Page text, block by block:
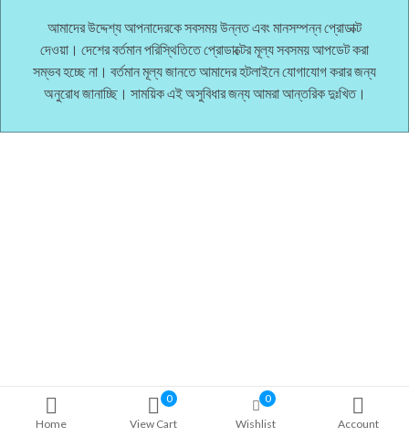
Home
0
View Cart
0
Wishlist
Account
আমাদের উদ্দেশ্য আপনাদেরকে সবসময় উন্নত এবং মানসম্পন্ন প্রোডাক্ট
দেওয়া। দেশের বর্তমান পরিস্থিতিতে প্রোডাক্টের মূল্য সবসময় আপডেট করা
সম্ভব হচ্ছে না। বর্তমান মূল্য জানতে আমাদের হটলাইনে যোগাযোগ করার জন্য
অনুরোধ জানাচ্ছি। সাময়িক এই অসুবিধার জন্য আমরা আন্তরিক দুঃখিত।